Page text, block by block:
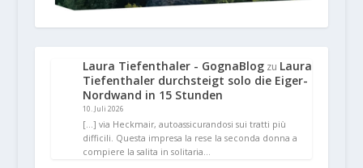
Laura Tiefenthaler - GognaBlogzu Laura
Tiefenthaler durchsteigt solo die Eiger-
Nordwand in 15 Stunden
10. Juli 2026
[…] via Heckmair, autoassicurandosi sui tratti più
difficili. Questa impresa la rese la seconda donna a
compiere la salita in solitaria…